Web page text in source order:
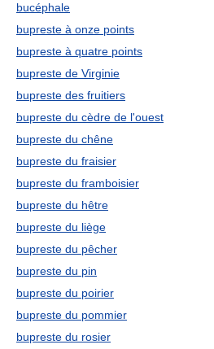
bucéphale
bupreste à onze points
bupreste à quatre points
bupreste de Virginie
bupreste des fruitiers
bupreste du cèdre de l'ouest
bupreste du chêne
bupreste du fraisier
bupreste du framboisier
bupreste du hêtre
bupreste du liège
bupreste du pêcher
bupreste du pin
bupreste du poirier
bupreste du pommier
bupreste du rosier